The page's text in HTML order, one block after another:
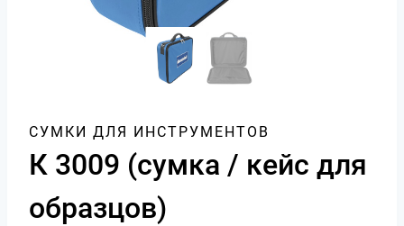
СУМКИ ДЛЯ ИНСТРУМЕНТОВ
К 3009 (сумка / кейс для
образцов)